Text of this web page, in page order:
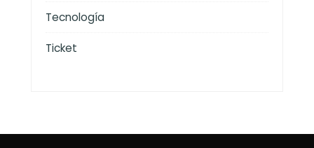
Tecnología
Ticket